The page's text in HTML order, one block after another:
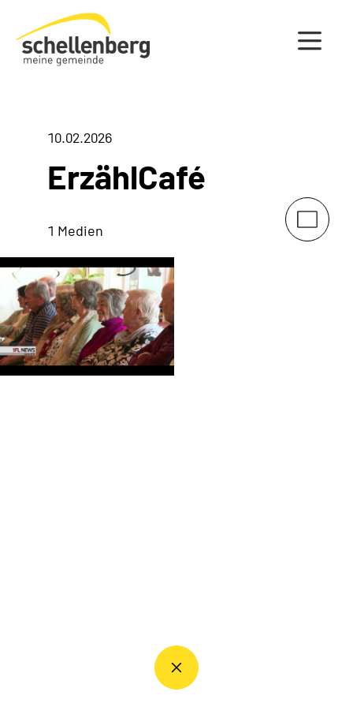
Gemeinde Schellenberg Startseite
10.02.2026
ErzählCafé
1 Medien